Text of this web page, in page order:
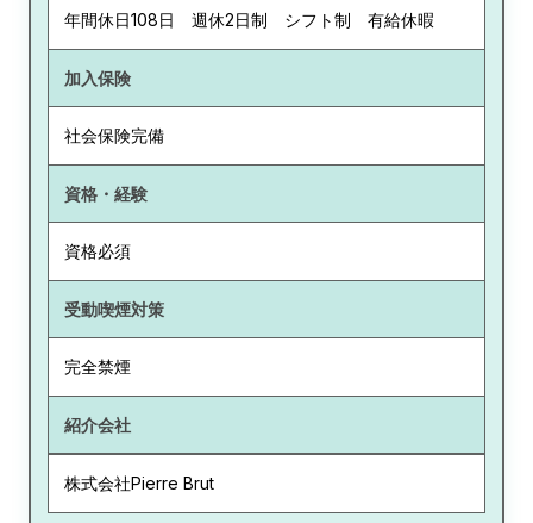
年間休日108日 週休2日制 シフト制 有給休暇
加入保険
社会保険完備
資格・経験
資格必須
受動喫煙対策
完全禁煙
紹介会社
株式会社Pierre Brut